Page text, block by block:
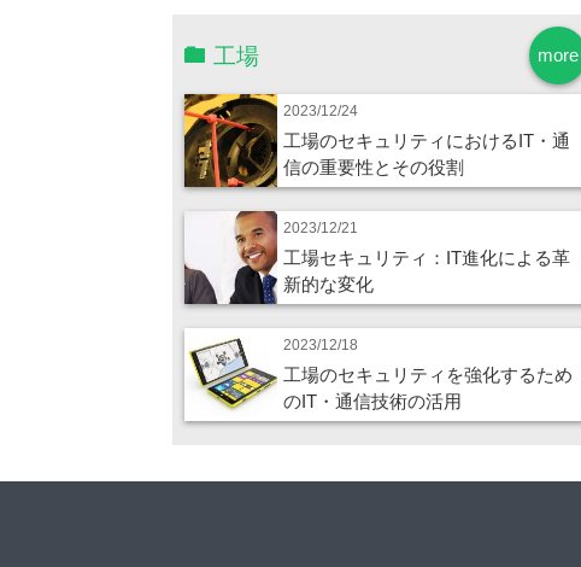
more
工場
2023/12/24
工場のセキュリティにおけるIT・通
信の重要性とその役割
2023/12/21
工場セキュリティ：IT進化による革
新的な変化
2023/12/18
工場のセキュリティを強化するため
のIT・通信技術の活用